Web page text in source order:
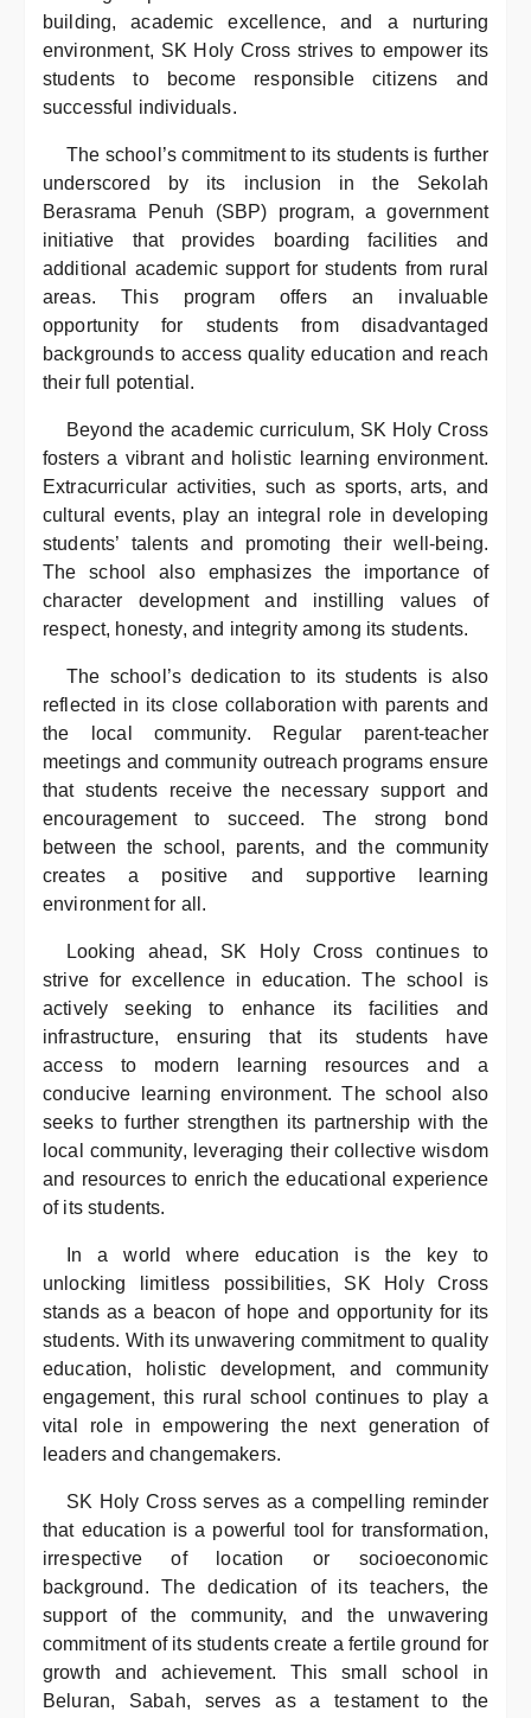
building, academic excellence, and a nurturing
environment, SK Holy Cross strives to empower its
students to become responsible citizens and
successful individuals.
The school’s commitment to its students is further
underscored by its inclusion in the Sekolah
Berasrama Penuh (SBP) program, a government
initiative that provides boarding facilities and
additional academic support for students from rural
areas. This program offers an invaluable
opportunity for students from disadvantaged
backgrounds to access quality education and reach
their full potential.
Beyond the academic curriculum, SK Holy Cross
fosters a vibrant and holistic learning environment.
Extracurricular activities, such as sports, arts, and
cultural events, play an integral role in developing
students’ talents and promoting their well-being.
The school also emphasizes the importance of
character development and instilling values of
respect, honesty, and integrity among its students.
The school’s dedication to its students is also
reflected in its close collaboration with parents and
the local community. Regular parent-teacher
meetings and community outreach programs ensure
that students receive the necessary support and
encouragement to succeed. The strong bond
between the school, parents, and the community
creates a positive and supportive learning
environment for all.
Looking ahead, SK Holy Cross continues to
strive for excellence in education. The school is
actively seeking to enhance its facilities and
infrastructure, ensuring that its students have
access to modern learning resources and a
conducive learning environment. The school also
seeks to further strengthen its partnership with the
local community, leveraging their collective wisdom
and resources to enrich the educational experience
of its students.
In a world where education is the key to
unlocking limitless possibilities, SK Holy Cross
stands as a beacon of hope and opportunity for its
students. With its unwavering commitment to quality
education, holistic development, and community
engagement, this rural school continues to play a
vital role in empowering the next generation of
leaders and changemakers.
SK Holy Cross serves as a compelling reminder
that education is a powerful tool for transformation,
irrespective of location or socioeconomic
background. The dedication of its teachers, the
support of the community, and the unwavering
commitment of its students create a fertile ground for
growth and achievement. This small school in
Beluran, Sabah, serves as a testament to the